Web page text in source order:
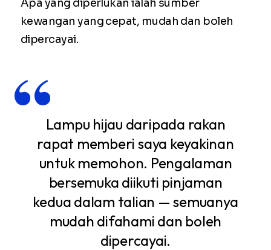
Apa yang diperlukan ialah sumber
kewangan yang cepat, mudah dan boleh
dipercayai.
Lampu hijau daripada rakan
rapat memberi saya keyakinan
untuk memohon. Pengalaman
bersemuka diikuti pinjaman
kedua dalam talian — semuanya
mudah difahami dan boleh
dipercayai.